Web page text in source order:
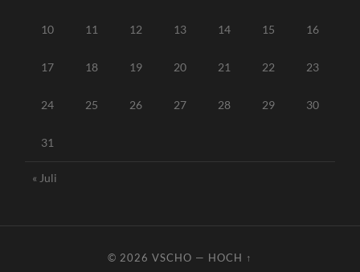
10 11 12 13 14 15 16
17 18 19 20 21 22 23
24 25 26 27 28 29 30
31
« Juli
© 2026 VSCHO — HOCH ↑